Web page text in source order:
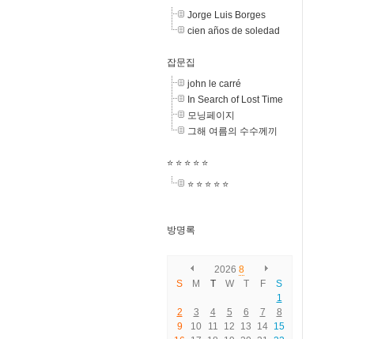
Jorge Luis Borges
cien años de soledad
잡문집
john le carré
In Search of Lost Time
모닝페이지
그해 여름의 수수께끼
⭐️ ⭐️ ⭐️ ⭐️ ⭐️
⭐️ ⭐️ ⭐️ ⭐️ ⭐️
방명록
2026 8
S
M T W T F
S
1
2
3 4 5 6 7
8
9
10 11 12 13 14 15